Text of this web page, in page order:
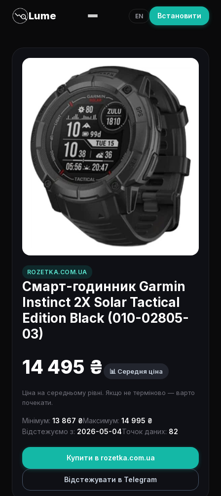
Lume EN Встановити
ROZETKA.COM.UA
Смарт-годинник Garmin
Instinct 2X Solar Tactical
Edition Black (010-02805-
03)
14 495 ₴ 📊 Середня ціна
Ціна на середньому рівні. Якщо не терміново — варто
почекати.
Мінімум: 13 867 ₴Максимум: 14 995 ₴
Відстежуємо з: 2026-05-04Точок даних: 82
Купити в rozetka.com.ua
Відстежувати в Telegram